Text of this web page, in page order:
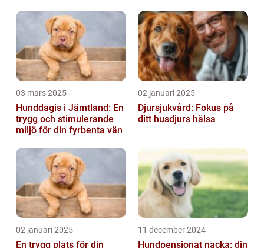
03 mars 2025
Hunddagis i Jämtland: En
trygg och stimulerande
miljö för din fyrbenta vän
02 januari 2025
Djursjukvård: Fokus på
ditt husdjurs hälsa
02 januari 2025
En trygg plats för din
11 december 2024
Hundpensionat nacka: din